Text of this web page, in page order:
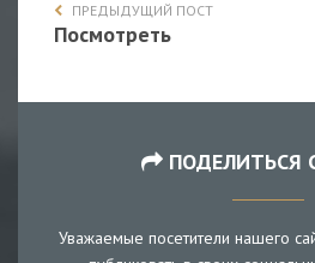
ПРЕДЫДУЩИЙ ПОСТ
Посмотреть
ПОДЕЛИТЬСЯ
Уважаемые посетители нашего